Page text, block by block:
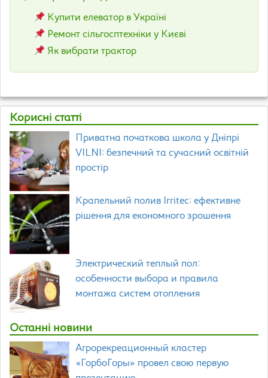
Купити елеватор в Україні
Ремонт сільгосптехніки у Києві
Як вибрати трактор
Корисні статті
Приватна початкова школа у Дніпрі
VILNI: безпечний та сучасний освітній
простір
Крапельний полив Irritec: ефективне
рішення для економного зрошення
Электрический теплый пол:
особенности выбора и правила
монтажа систем отопления
Останні новини
Агрорекреационный кластер
«ГорбоГоры» провел свою первую